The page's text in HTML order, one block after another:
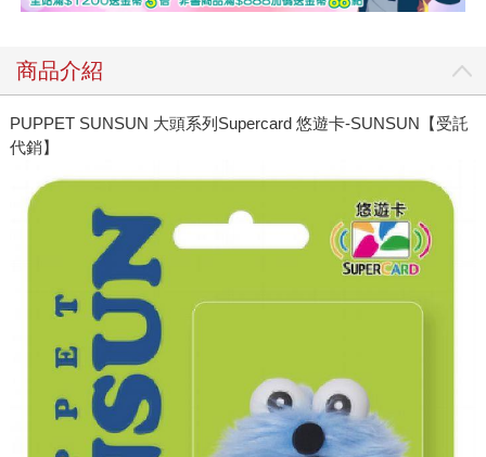
商品介紹
PUPPET SUNSUN 大頭系列Supercard 悠遊卡-SUNSUN【受託
代銷】